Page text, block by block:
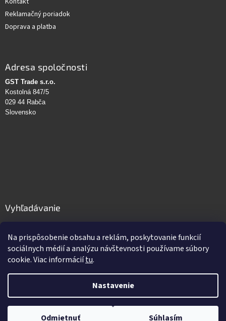
Na prispôsobenie obsahu a reklám, poskytovanie funkcií
sociálnych médií a analýzu návštevnosti používame súbory
cookie. Viac informáciítu.
Nastavenie
Odmietnuť Súhlasím
Reklamačný poriadok
Doprava a platba
Adresa spoločnosti
GST Trade s.r.o.
Kostolná 847/5
029 44 Rabča
Slovensko
Vyhľadávanie
HĽADAŤ
Copyright 2026GastroPro.sk. Všetky práva vyhradené.Upraviť